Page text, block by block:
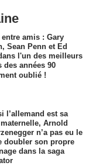
amis : Gary
Sean Penn et Ed
l'un des meilleurs
des années 90
oublié !
l’allemand est sa
maternelle, Arnold
n’a pas eu le
doubler son propre
dans la saga